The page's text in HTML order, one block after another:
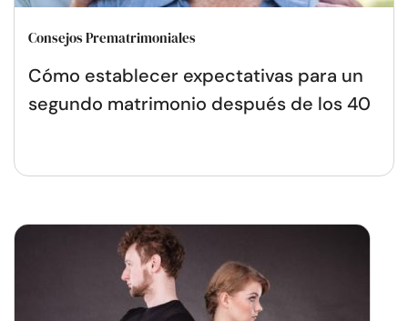
Consejos Prematrimoniales
Cómo establecer expectativas para un
segundo matrimonio después de los 40